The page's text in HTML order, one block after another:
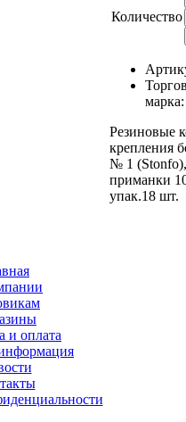
Количество
Резиновые
крепления
№ 1
приманки
упак.18 шт.
и оплата